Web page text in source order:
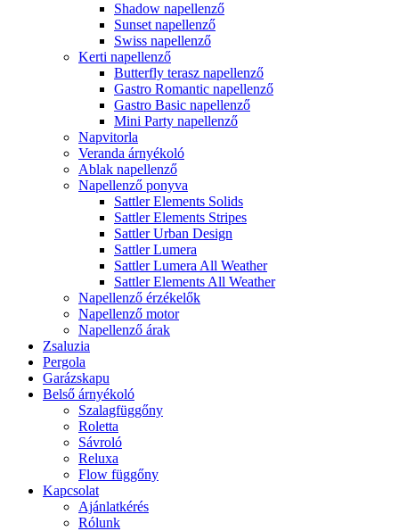
Shadow napellenző
Sunset napellenző
Swiss napellenző
Kerti napellenző
Butterfly terasz napellenző
Gastro Romantic napellenző
Gastro Basic napellenző
Mini Party napellenző
Napvitorla
Veranda árnyékoló
Ablak napellenző
Napellenző ponyva
Sattler Elements Solids
Sattler Elements Stripes
Sattler Urban Design
Sattler Lumera
Sattler Lumera All Weather
Sattler Elements All Weather
Napellenző érzékelők
Napellenző motor
Napellenző árak
Zsaluzia
Pergola
Garázskapu
Belső árnyékoló
Szalagfüggőny
Roletta
Sávroló
Reluxa
Flow függőny
Kapcsolat
Ajánlatkérés
Rólunk